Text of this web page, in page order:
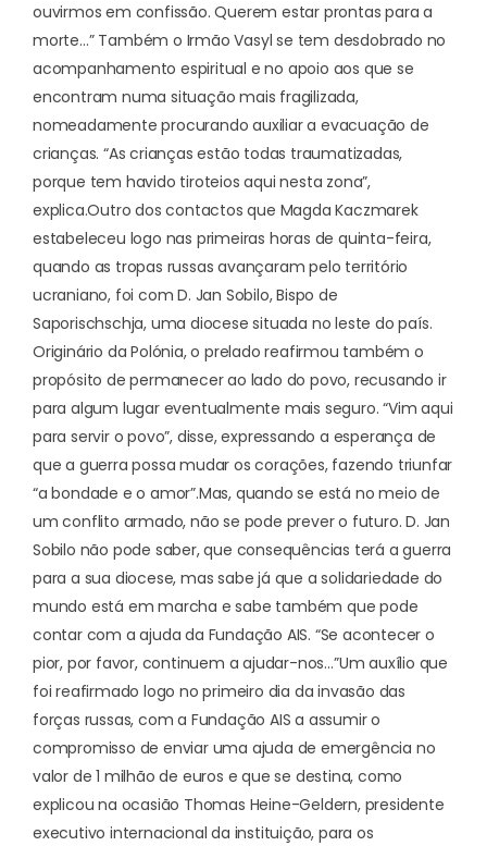
ouvirmos em confissão. Querem estar prontas para a
morte…” Também o Irmão Vasyl se tem desdobrado no
acompanhamento espiritual e no apoio aos que se
encontram numa situação mais fragilizada,
nomeadamente procurando auxiliar a evacuação de
crianças. “As crianças estão todas traumatizadas,
porque tem havido tiroteios aqui nesta zona”,
explica.Outro dos contactos que Magda Kaczmarek
estabeleceu logo nas primeiras horas de quinta-feira,
quando as tropas russas avançaram pelo território
ucraniano, foi com D. Jan Sobilo, Bispo de
Saporischschja, uma diocese situada no leste do país.
Originário da Polónia, o prelado reafirmou também o
propósito de permanecer ao lado do povo, recusando ir
para algum lugar eventualmente mais seguro. “Vim aqui
para servir o povo”, disse, expressando a esperança de
que a guerra possa mudar os corações, fazendo triunfar
“a bondade e o amor”.Mas, quando se está no meio de
um conflito armado, não se pode prever o futuro. D. Jan
Sobilo não pode saber, que consequências terá a guerra
para a sua diocese, mas sabe já que a solidariedade do
mundo está em marcha e sabe também que pode
contar com a ajuda da Fundação AIS. “Se acontecer o
pior, por favor, continuem a ajudar-nos…”Um auxílio que
foi reafirmado logo no primeiro dia da invasão das
forças russas, com a Fundação AIS a assumir o
compromisso de enviar uma ajuda de emergência no
valor de 1 milhão de euros e que se destina, como
explicou na ocasião Thomas Heine-Geldern, presidente
executivo internacional da instituição, para os